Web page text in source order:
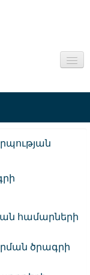
համարների
ծրագրի